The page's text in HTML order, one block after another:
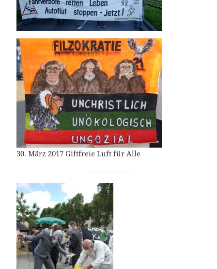
30. März 2017 Giftfreie Luft für Alle